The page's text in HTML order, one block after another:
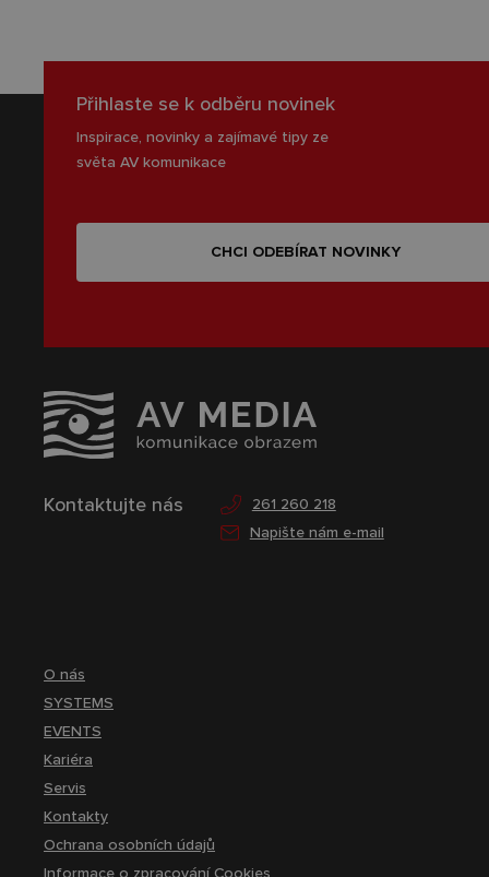
Kontaktujte nás
261 260 218
Napište nám e-mail
Přihlaste se k odběru novinek
Inspirace, novinky a zajímavé tipy ze
světa AV komunikace
CHCI ODEBÍRAT NOVINKY
O nás
SYSTEMS
EVENTS
Kariéra
Servis
Kontakty
Ochrana osobních údajů